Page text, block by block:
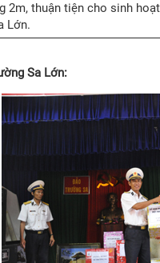
2m, thuận tiện cho sinh
Lớn.
Sa Lớn: